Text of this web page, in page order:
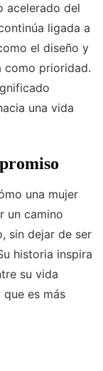
acelerado del
ligada a
el diseño y
como prioridad.
una vida
una mujer
un camino
sin dejar de ser
historia inspira
su vida
es más